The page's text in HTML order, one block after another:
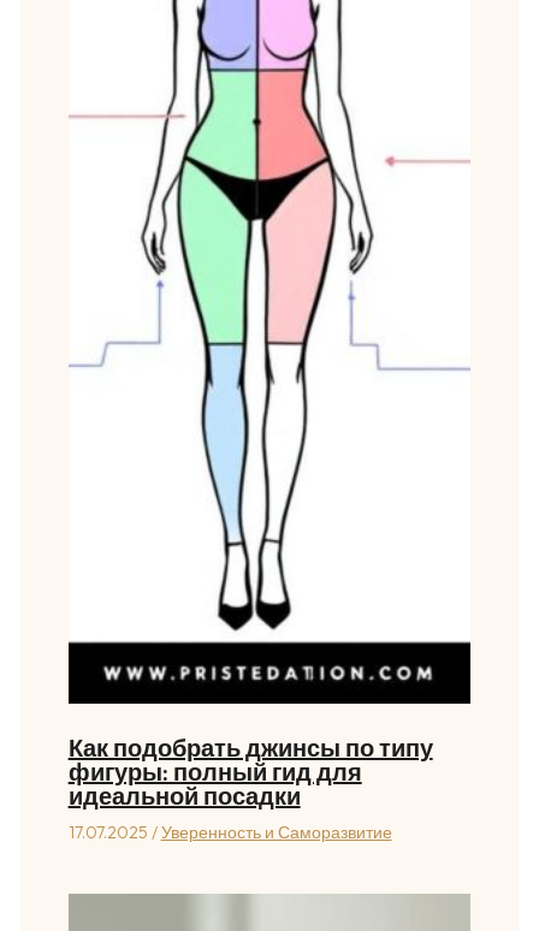
Как подобрать джинсы по типу
фигуры: полный гид для
идеальной посадки
17.07.2025 /Уверенность и Саморазвитие